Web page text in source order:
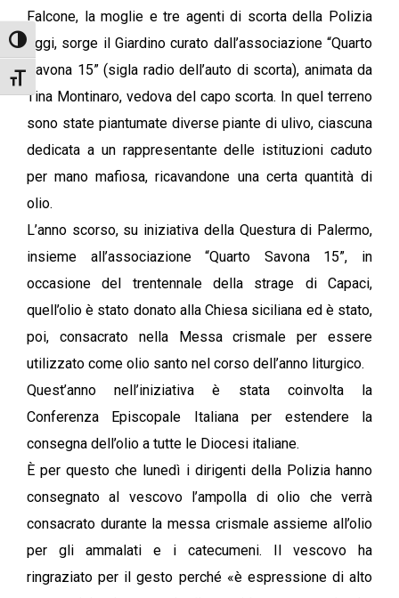
Attiva/disattiva alto contrasto
Attiva/disattiva dimensione testo
Falcone, la moglie e tre agenti di scorta della Polizia
oggi, sorge il Giardino curato dall’associazione “Quarto
Savona 15” (sigla radio dell’auto di scorta), animata da
Tina Montinaro, vedova del capo scorta. In quel terreno
sono state piantumate diverse piante di ulivo, ciascuna
dedicata a un rappresentante delle istituzioni caduto
per mano mafiosa, ricavandone una certa quantità di
olio.
L’anno scorso, su iniziativa della Questura di Palermo,
insieme all’associazione “Quarto Savona 15”, in
occasione del trentennale della strage di Capaci,
quell’olio è stato donato alla Chiesa siciliana ed è stato,
poi, consacrato nella Messa crismale per essere
utilizzato come olio santo nel corso dell’anno liturgico.
Quest’anno nell’iniziativa è stata coinvolta la
Conferenza Episcopale Italiana per estendere la
consegna dell’olio a tutte le Diocesi italiane.
È per questo che lunedì i dirigenti della Polizia hanno
consegnato al vescovo l’ampolla di olio che verrà
consacrato durante la messa crismale assieme all’olio
per gli ammalati e i catecumeni. Il vescovo ha
ringraziato per il gesto perché «è espressione di alto